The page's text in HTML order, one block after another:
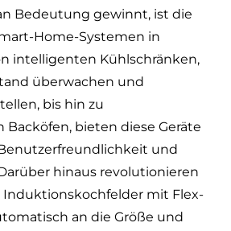
Bedeutung gewinnt, ist die
Home-Systemen in
intelligenten Kühlschränken,
überwachen und
bis hin zu
bieten diese Geräte
und
hinaus revolutionieren
Induktionskochfelder mit Flex-
an die Größe und